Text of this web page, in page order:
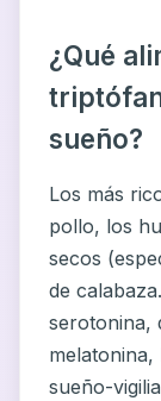
¿Qué
sueño?
Los más
pollo, los
secos
de
serotonina,
sueño-